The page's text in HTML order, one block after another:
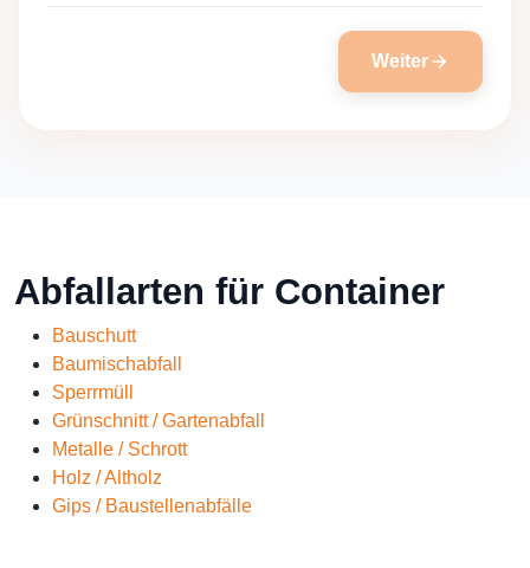
Weiter
Abfallarten für Container
Bauschutt
Baumischabfall
Sperrmüll
Grünschnitt / Gartenabfall
Metalle / Schrott
Holz / Altholz
Gips / Baustellenabfälle